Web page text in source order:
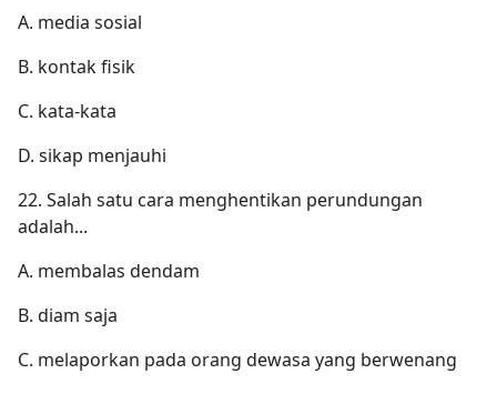
A. media sosial
B. kontak fisik
C. kata-kata
D. sikap menjauhi
22. Salah satu cara menghentikan perundungan
adalah...
A. membalas dendam
B. diam saja
C. melaporkan pada orang dewasa yang berwenang